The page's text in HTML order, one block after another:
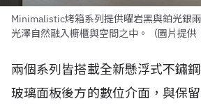
Minimalistic烤箱系列提供曜岩黑與鉑光銀
光澤自然融入櫥櫃與空間之中。（圖片提供
兩個系列皆搭載全新懸浮式不鏽
玻璃面板後方的數位介面，與保